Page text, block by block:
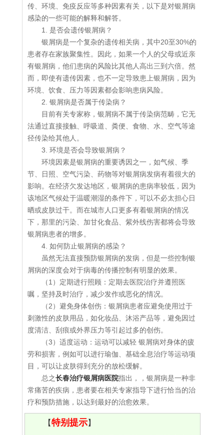
传、环境、免疫反应等多种因素有关，以下是对银屑病
感染的一些可能的解释和解答。
1. 是否会遗传银屑病？
银屑病是一个复杂的遗传相关病，其中20至30%的
患者存在家族聚集性。因此，如果一个人的父母或近亲
有银屑病，他们患病的风险比其他人高出三到六倍。然
而，即使有遗传因素，也不一定导致患上银屑病，因为
环境、饮食、压力等因素都会影响患病风险。
2. 银屑病是否属于传染病？
目前有关专家称，银屑病不属于传染病范畴，它无
法通过直接接触、呼吸道、粪便、食物、水、空气等途
径传染给其他人。
3. 环境是否会导致银屑病？
环境因素是银屑病的重要诱因之一，如气候、季
节、日照、空气污染、药物等对银屑病发病有着很大的
影响。在经济欠发达地区，银屑病的患病率较低，因为
该地区气候处于温暖潮湿的条件下，可以不必太担心日
晒或皮肤过干。而在城市人口更多有着银屑病的情况
下，那里的污染、加甘化食品、紫外线伤害都将会导致
银屑病患者的增多。
4. 如何防止银屑病的感染？
虽然无法直接预防银屑病的发病，但是一些控制银
屑病的深度会对于病毒的传播控制有明显的效果。
（1）定期进行照顾：定期去医院治疗并遵照医
嘱，坚持及时治疗，减少发作或恶化的情况。
（2）避免身体创伤：银屑病患者应避免使用过于
刺激性的皮肤用品，如化妆品、沐浴产品等，避免因过
度清洁、刮痕或外界压力等引起过多的创伤。
（3）适度运动：运动可以减轻 银屑病对身体的疲
劳和损害，例如可以进行瑜伽、基础全息治疗等运动项
目，可以让皮肤得到充分的放松缓解。
总之长春治疗银屑病医院指出，，银屑病是一种非
常痛苦的疾病，患者要在相关专家指导下进行恰当的治
疗和预防措施，以达到最好的治愈效果。
【特别提示】